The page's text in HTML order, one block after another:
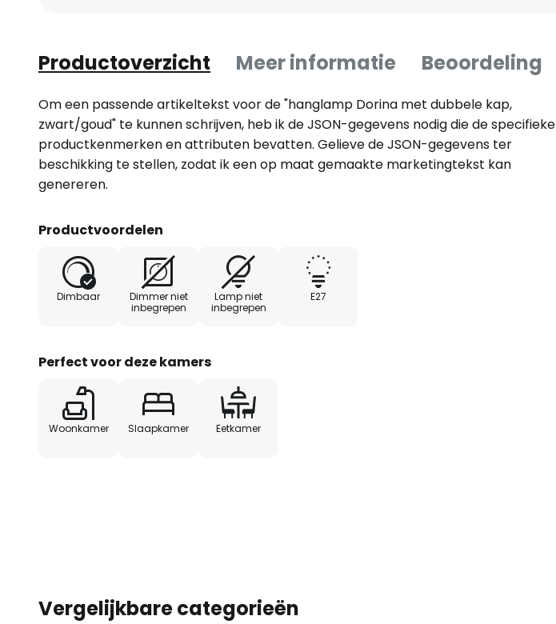
Productoverzicht Meer informatie Beoordeling
Om een passende artikeltekst voor de "hanglamp Dorina met dubbele kap,
zwart/goud" te kunnen schrijven, heb ik de JSON-gegevens nodig die de specifieke
productkenmerken en attributen bevatten. Gelieve de JSON-gegevens ter
beschikking te stellen, zodat ik een op maat gemaakte marketingtekst kan
genereren.
Productvoordelen
Dimbaar
Dimmer niet
inbegrepen
Lamp niet
inbegrepen
E27
Perfect voor deze kamers
Woonkamer Slaapkamer Eetkamer
Vergelijkbare categorieën